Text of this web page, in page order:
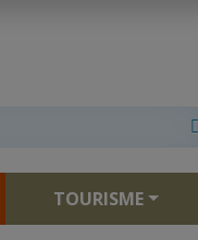
TOURISME